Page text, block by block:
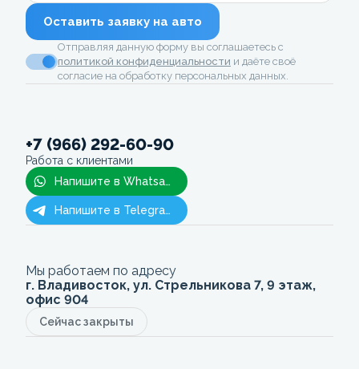
Оставить заявку на авто
Отправляя данную форму вы соглашаетесь с
политикой конфиденциальности и даёте своё
согласие на обработку персональных данных.
+7 (966) 292-60-90
Работа с клиентами
Напишите в Whatsapp
Напишите в Telegram
Мы работаем по адресу
г. Владивосток, ул. Стрельникова 7, 9 этаж,
офис 904
Сейчас закрыты